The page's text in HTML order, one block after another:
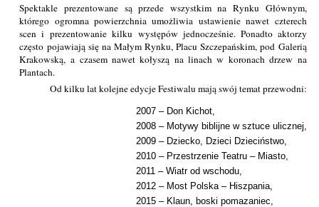
Spektakle prezentowane są przede wszystkim na Rynku Głównym,
którego ogromna powierzchnia umożliwia ustawienie nawet czterech
scen i prezentowanie kilku występów jednocześnie. Ponadto aktorzy
często pojawiają się na Małym Rynku, Placu Szczepańskim, pod Galerią
Krakowską, a czasem nawet kołyszą na linach w koronach drzew na
Plantach.
Od kilku lat kolejne edycje Festiwalu mają swój temat przewodni:
2007 – Don Kichot,
2008 – Motywy biblijne w sztuce ulicznej,
2009 – Dziecko, Dzieci Dzieciństwo,
2010 – Przestrzenie Teatru – Miasto,
2011 – Wiatr od wschodu,
2012 – Most Polska – Hiszpania,
2015 – Klaun, boski pomazaniec,